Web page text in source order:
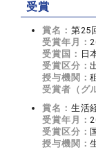
受賞
賞名： 第25
受賞年月：
受賞国： 日
受賞区分：
授与機関：
受賞者（グ
賞名： 生活
受賞年月：
受賞区分：
授与機関：